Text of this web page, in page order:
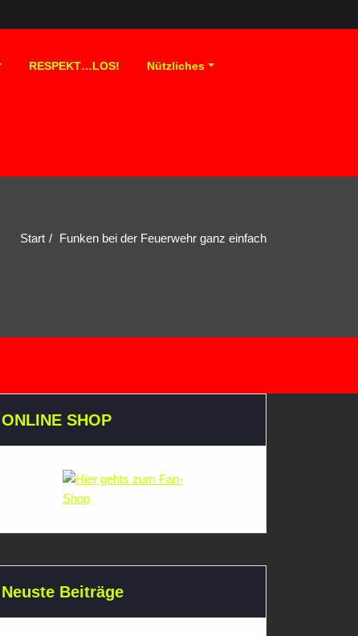
RESPEKT…LOS! Nützliches
Start Funken bei der Feuerwehr ganz einfach
ONLINE SHOP
Neuste Beiträge